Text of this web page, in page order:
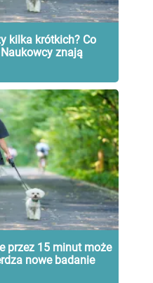
kilka krótkich? Co
znają
przez 15 minut może
nowe badanie